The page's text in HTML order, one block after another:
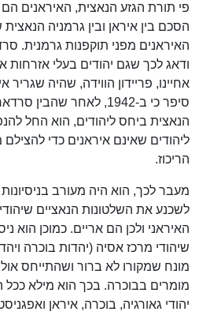
פי תורת הגזע הנאצית, האיראנים הם
הסכם בין איראן ובין גרמניה
האיראנים מפני תוקפנות גרמנית.
ודאג לכך שגם יהודים בעלי אזרחות
אחיינו, פריידון הווידה, שהיה
סיפר כי ב-1942, לאחר
הנאצית ביחס ליהודים, הוא החל
ליהודים שאינם איראנים כדי
הריכוז.
מעבר לכך, הוא היה מעורב
לשכנע את השלטונות הנאציים
האיראני ולכן הם אריים. כמוכן הוא
שיהודי מרכז אסיה (יהדות בוכרה
מונח שמקורו לא ברור ושהתייחס
מומרים בבוכרה. בכך הוא מילא
יהודי גאורגיה, בוכרה, איראן